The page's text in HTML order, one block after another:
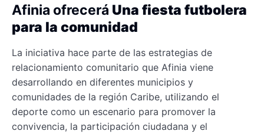
Afinia ofrecerá Una fiesta futbolera
para la comunidad
La iniciativa hace parte de las estrategias de
relacionamiento comunitario que Afinia viene
desarrollando en diferentes municipios y
comunidades de la región Caribe, utilizando el
deporte como un escenario para promover la
convivencia, la participación ciudadana y el